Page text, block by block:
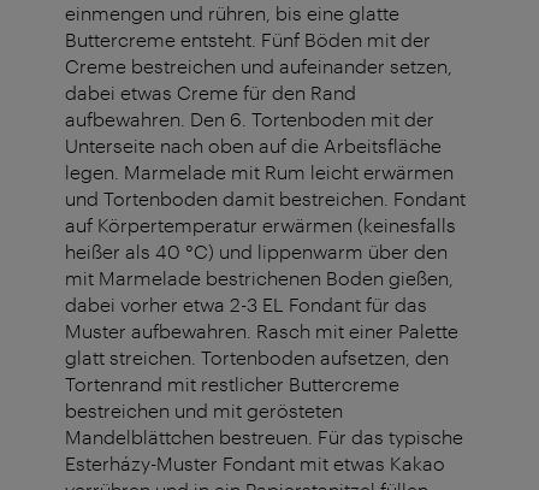
einmengen und rühren, bis eine glatte
Buttercreme entsteht. Fünf Böden mit der
Creme bestreichen und aufeinander setzen,
dabei etwas Creme für den Rand
aufbewahren. Den 6. Tortenboden mit der
Unterseite nach oben auf die Arbeitsfläche
legen. Marmelade mit Rum leicht erwärmen
und Tortenboden damit bestreichen. Fondant
auf Körpertemperatur erwärmen (keinesfalls
heißer als 40 °C) und lippenwarm über den
mit Marmelade bestrichenen Boden gießen,
dabei vorher etwa 2-3 EL Fondant für das
Muster aufbewahren. Rasch mit einer Palette
glatt streichen. Tortenboden aufsetzen, den
Tortenrand mit restlicher Buttercreme
bestreichen und mit gerösteten
Mandelblättchen bestreuen. Für das typische
Esterházy-Muster Fondant mit etwas Kakao